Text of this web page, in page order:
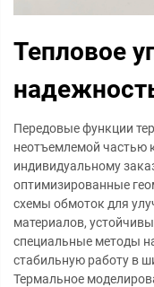
Тепловое
Передовые функции
неотъемлемой частью
индивидуальному
оптимизированные
схемы обмоток для
материалов,
специальные методы
стабильную работу в
Термальное